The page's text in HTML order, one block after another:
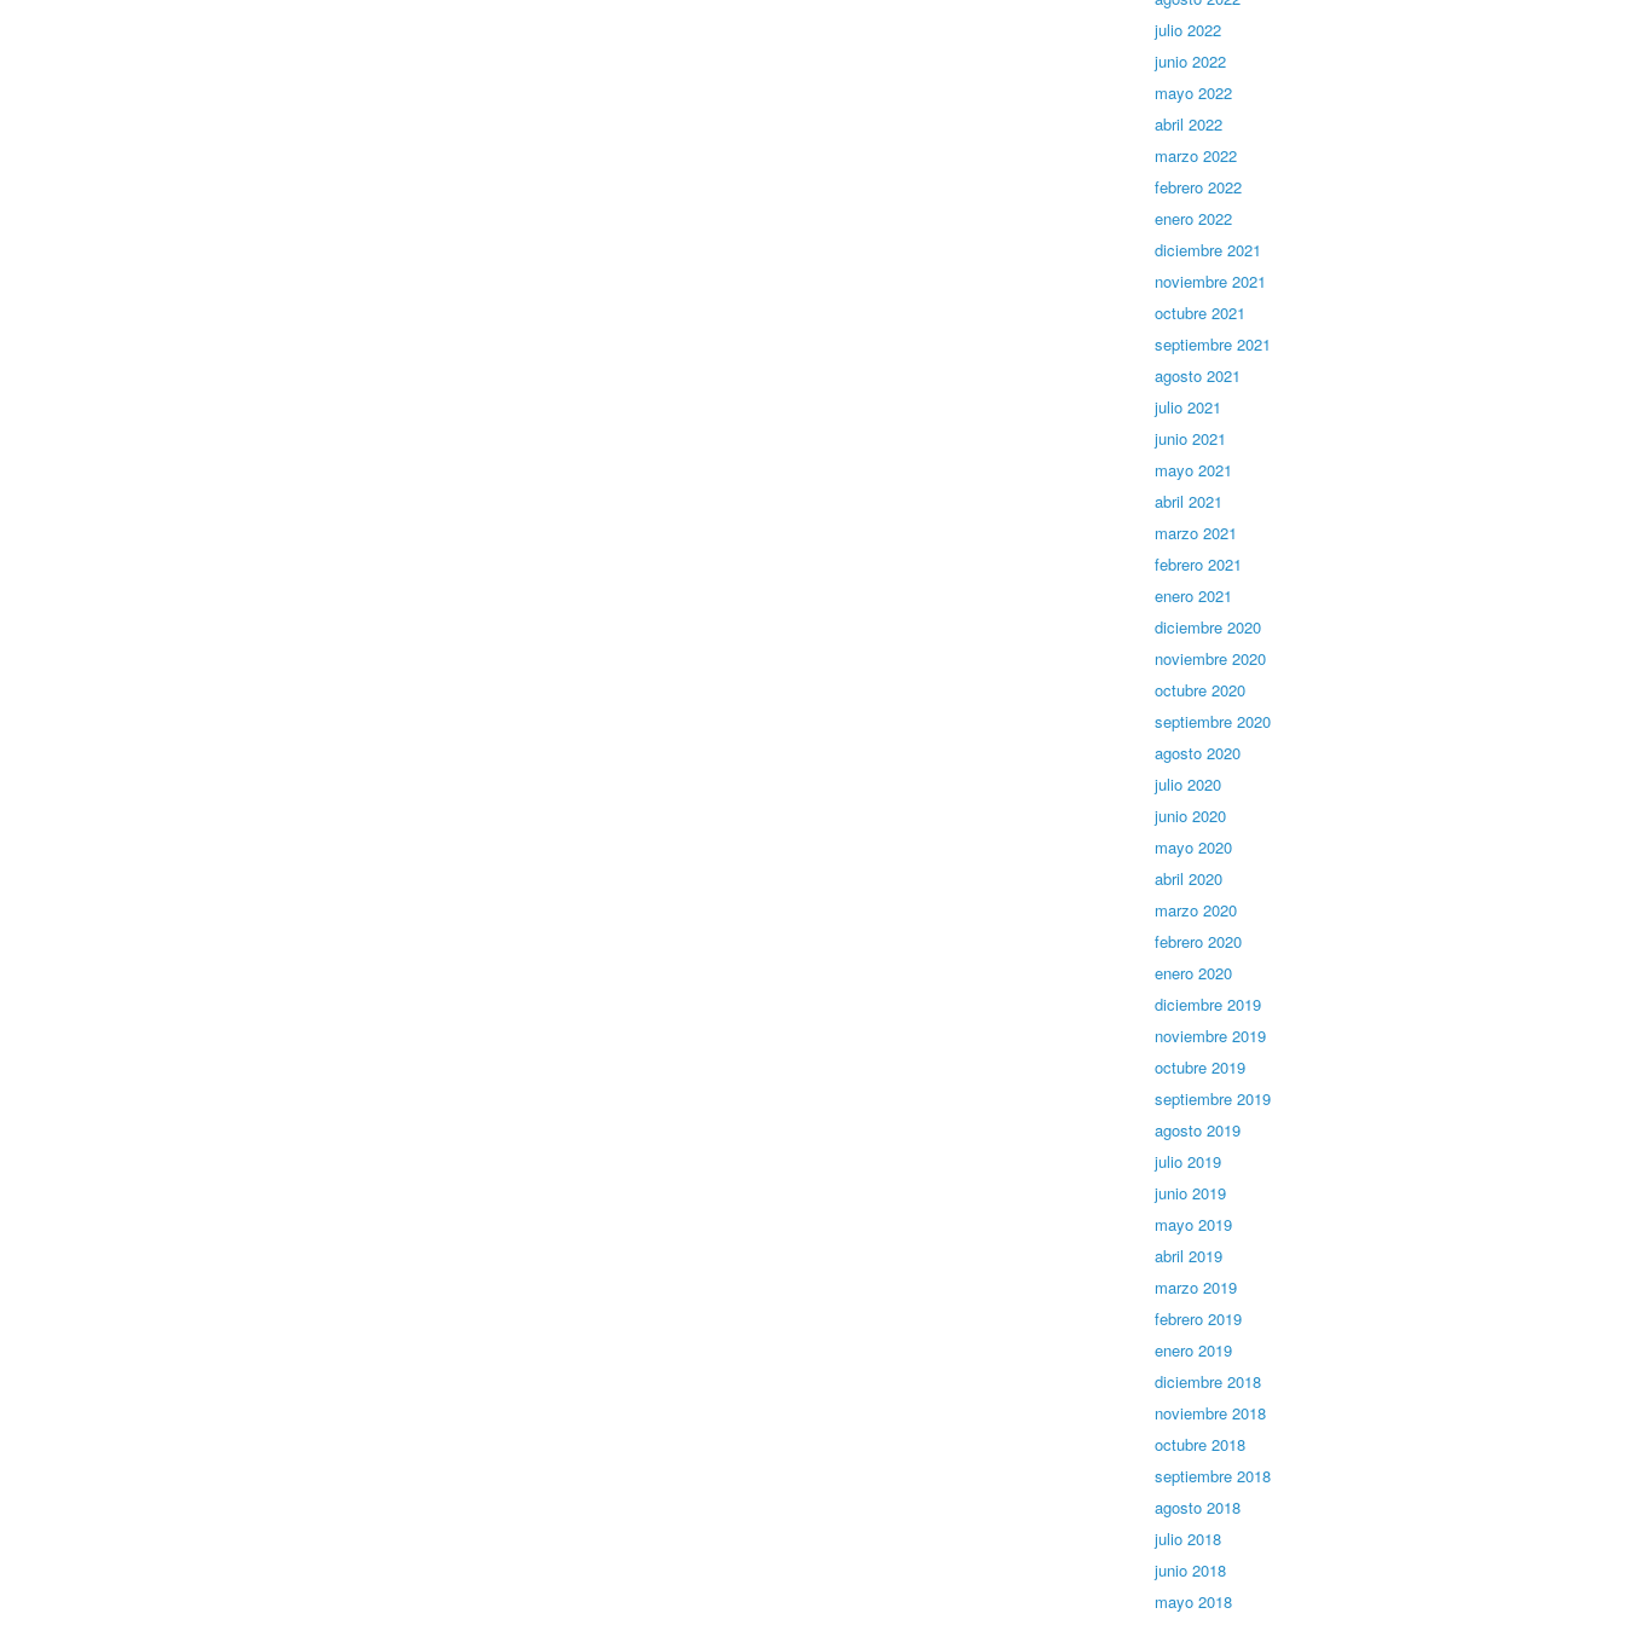
julio 2022
junio 2022
mayo 2022
abril 2022
marzo 2022
febrero 2022
enero 2022
diciembre 2021
noviembre 2021
octubre 2021
septiembre 2021
agosto 2021
julio 2021
junio 2021
mayo 2021
abril 2021
marzo 2021
febrero 2021
enero 2021
diciembre 2020
noviembre 2020
octubre 2020
septiembre 2020
agosto 2020
julio 2020
junio 2020
mayo 2020
abril 2020
marzo 2020
febrero 2020
enero 2020
diciembre 2019
noviembre 2019
octubre 2019
septiembre 2019
agosto 2019
julio 2019
junio 2019
mayo 2019
abril 2019
marzo 2019
febrero 2019
enero 2019
diciembre 2018
noviembre 2018
octubre 2018
septiembre 2018
agosto 2018
julio 2018
junio 2018
mayo 2018